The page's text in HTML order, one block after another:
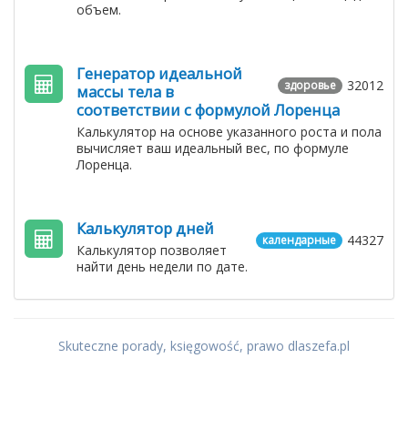
объем.
32012
здоровье
Генератор идеальной
массы тела в
соответствии с формулой Лоренца
Калькулятор на основе указанного роста и пола
вычисляет ваш идеальный вес, по формуле
Лоренца.
44327
календарные
Калькулятор дней
Калькулятор позволяет
найти день недели по дате.
Skuteczne porady, księgowość, prawo dlaszefa.pl